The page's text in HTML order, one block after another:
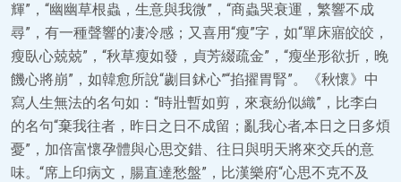
輝”，“幽幽草根蟲，生意與我微”，“商蟲哭衰運，繁響不成
尋”，有一種聲響的凄冷感；又喜用“瘦”字，如“單床寤皎皎，
瘦臥心兢兢”，“秋草瘦如發，貞芳綴疏金”，“瘦坐形欲折，晚
饑心將崩”，如韓愈所說“劌目鉥心”“掐擢胃腎”。《秋懷》中
寫人生無法的名句如：“時壯暫如剪，來衰紛似織”，比李白
的名句“棄我往者，昨日之日不成留；亂我心者,本日之日多煩
憂”，加倍富懷孕體與心思交錯、往日與明天將來交兵的意
味。“席上印病文，腸直達愁盤”，比漢樂府“心思不克不及